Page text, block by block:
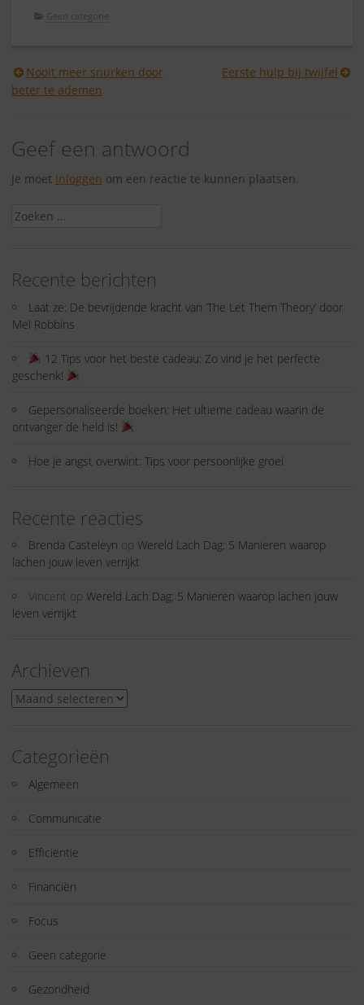
Geen categorie
Berichtnavigatie
Nooit meer snurken door
beter te ademen
Eerste hulp bij twijfel
Geef een antwoord
Je moet inloggen om een reactie te kunnen plaatsen.
Zoeken
Recente berichten
Laat ze: De bevrijdende kracht van ‘The Let Them Theory’ door
Mel Robbins
12 Tips voor het beste cadeau: Zo vind je het perfecte
geschenk!
Gepersonaliseerde boeken: Het ultieme cadeau waarin de
ontvanger de held is!
Hoe je angst overwint: Tips voor persoonlijke groei
Recente reacties
Brenda Casteleyn op Wereld Lach Dag: 5 Manieren waarop
lachen jouw leven verrijkt
Vincent op Wereld Lach Dag: 5 Manieren waarop lachen jouw
leven verrijkt
Archieven
Archieven
Categorieën
Algemeen
Communicatie
Efficiëntie
Financiën
Focus
Geen categorie
Gezondheid